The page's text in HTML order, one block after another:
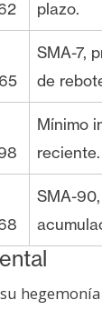
plazo.
SMA-7,
de
Mínimo
reciente.
SMA-